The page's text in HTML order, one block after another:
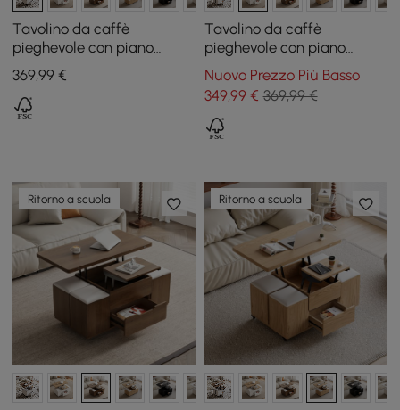
Tavolino da caffè
pieghevole con piano
sollevabile da 100 cm
bianco e noce con 4
sgabelli e contenitore
369,99 €
Tavolino da caffè
pieghevole con piano
sollevabile da 100 cm
bianco e naturale con 4
sgabelli e contenitore
Nuovo Prezzo Più Basso
349,99€ 369,99 €
Ritorno a scuola Ritorno a scuola